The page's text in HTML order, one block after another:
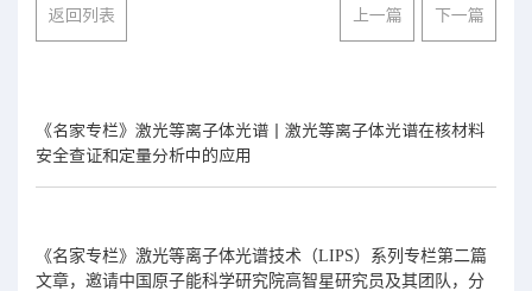
返回列表 上一篇 下一篇
《名家专栏》激光等离子体光谱丨激光等离子体光谱在核材料
安全查证和定量分析中的应用
《名家专栏》激光等离子体光谱技术（LIPS）系列专栏第二篇
文章，邀请中国原子能科学研究院高智星研究员及其团队，分